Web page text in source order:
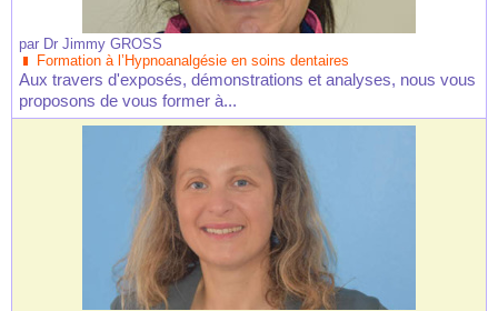
par Dr Jimmy GROSS
Formation à l’Hypnoanalgésie en soins dentaires
Aux travers d'exposés, démonstrations et analyses, nous vous
proposons de vous former à...